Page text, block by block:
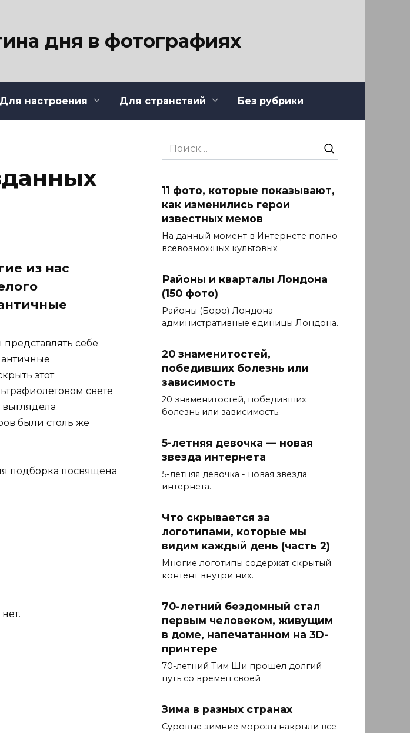
дня в фотографиях
Для настроения Для странствий Без рубрики
из нас
себе
античные
этот
свете
были столь же
подборка посвящена
Search
for:
11 фото, которые показывают,
как изменились герои
известных мемов
На данный момент в Интернете полно
всевозможных культовых
Районы и кварталы Лондона
(150 фото)
Районы (Боро) Лондона —
административные единицы Лондона.
20 знаменитостей,
победивших болезнь или
зависимость
20 знаменитостей, победивших
болезнь или зависимость.
5-летняя девочка — новая
звезда интернета
5-летняя девочка - новая звезда
интернета.
Что скрывается за
логотипами, которые мы
видим каждый день (часть 2)
Многие логотипы содержат скрытый
контент внутри них.
70-летний бездомный стал
первым человеком, живущим
в доме, напечатанном на 3D-
принтере
70-летний Тим Ши прошел долгий
путь со времен своей
Зима в разных странах
Суровые зимние морозы накрыли все